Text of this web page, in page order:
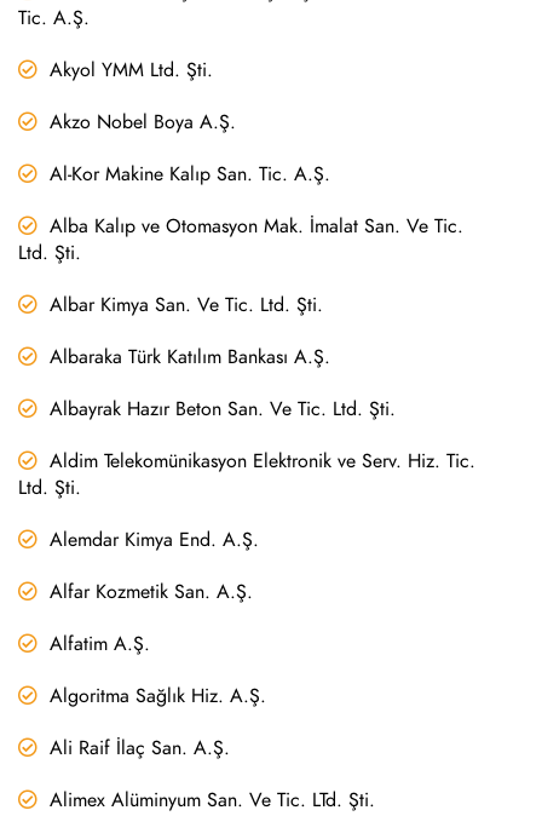
Tic. A.Ş.
Akyol YMM Ltd. Şti.
Akzo Nobel Boya A.Ş.
Al-Kor Makine Kalıp San. Tic. A.Ş.
Alba Kalıp ve Otomasyon Mak. İmalat San. Ve Tic.
Ltd. Şti.
Albar Kimya San. Ve Tic. Ltd. Şti.
Albaraka Türk Katılım Bankası A.Ş.
Albayrak Hazır Beton San. Ve Tic. Ltd. Şti.
Aldim Telekomünikasyon Elektronik ve Serv. Hiz. Tic.
Ltd. Şti.
Alemdar Kimya End. A.Ş.
Alfar Kozmetik San. A.Ş.
Alfatim A.Ş.
Algoritma Sağlık Hiz. A.Ş.
Ali Raif İlaç San. A.Ş.
Alimex Alüminyum San. Ve Tic. LTd. Şti.